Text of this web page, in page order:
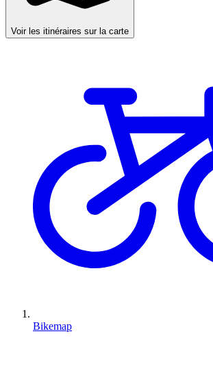
Voir les itinéraires sur la carte
Bikemap